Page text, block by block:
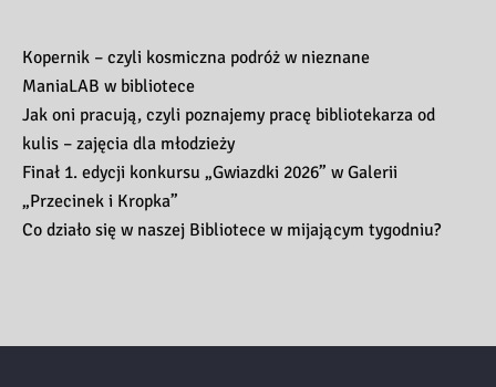
Kopernik – czyli kosmiczna podróż w nieznane
ManiaLAB w bibliotece
Jak oni pracują, czyli poznajemy pracę bibliotekarza od
kulis – zajęcia dla młodzieży
Finał 1. edycji konkursu „Gwiazdki 2026” w Galerii
„Przecinek i Kropka”
Co działo się w naszej Bibliotece w mijającym tygodniu?